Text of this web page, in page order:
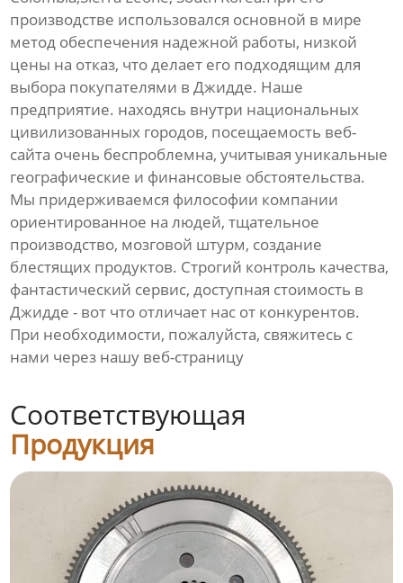
производстве использовался основной в мире
метод обеспечения надежной работы, низкой
цены на отказ, что делает его подходящим для
выбора покупателями в Джидде. Наше
предприятие. находясь внутри национальных
цивилизованных городов, посещаемость веб-
сайта очень беспроблемна, учитывая уникальные
географические и финансовые обстоятельства.
Мы придерживаемся философии компании
ориентированное на людей, тщательное
производство, мозговой штурм, создание
блестящих продуктов. Строгий контроль качества,
фантастический сервис, доступная стоимость в
Джидде - вот что отличает нас от конкурентов.
При необходимости, пожалуйста, свяжитесь с
нами через нашу веб-страницу
Соответствующая
Продукция